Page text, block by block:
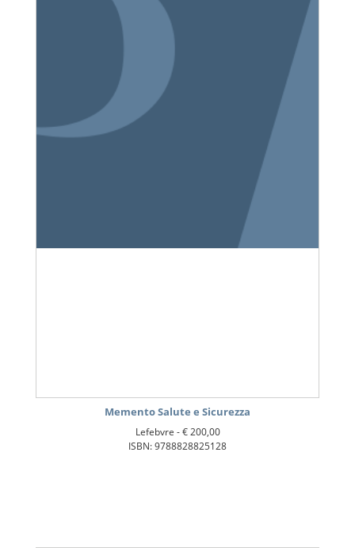
Memento Salute e Sicurezza
Lefebvre -€ 200,00
ISBN: 9788828825128